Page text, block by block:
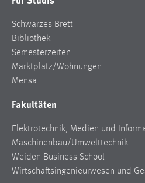
Schwarzes Brett
Bibliothek
Semesterzeiten
Marktplatz/Wohnungen
Mensa
Fakultäten
Elektrotechnik, Medien und
Maschinenbau/Umwelttechnik
Weiden Business School
Wirtschaftsingenieurwesen und
3 Monate
EXTERNE MEDIEN
Plattformen anzeigen zu
externen Medien Cookies
YouTube